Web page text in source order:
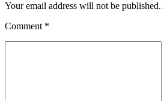
Your email address will not be
Comment *